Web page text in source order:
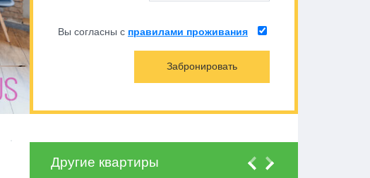
Вы согласны с правилами проживания
Другие квартиры